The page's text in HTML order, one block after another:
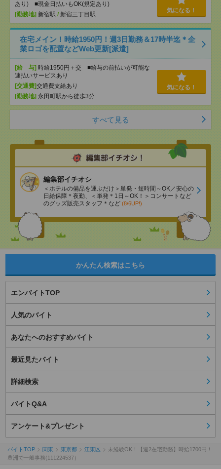
あり) ■現金日払いもOK(規定あり)
[勤務地] 新宿駅 / 新宿三丁目駅
気になる！
在宅メイン！時給1950円！週3日勤務＆17時半迄＊企
業ロゴを配置などWeb更新[派遣]
[給 与] 時給1950円＋交 ■給与の前払いが可能な
速払いサービスあり
[交通費]交通費支給あり
[勤務地] 永田町駅から徒歩3分
気になる！
すべて見る
編集部イチオシ
＜ホテルの備品を運ぶだけ＞単発・短時間～OK／安心の
日給保障＊夜勤、＜単発＊1日～OK！＞コンサートなど
のグッズ販売スタッフ＊など (8/6UP!)
かんたん検索はこちら
エンバイトTOP
人気のバイト
あなたへのおすすめバイト
最近見たバイト
詳細検索
バイトQ&A
アンケート&プレゼント
バイトTOP 関東 東京都 江東区
未経験OK！【週2在宅勤務】時給1700円！
豊洲で一般事務(111224537）